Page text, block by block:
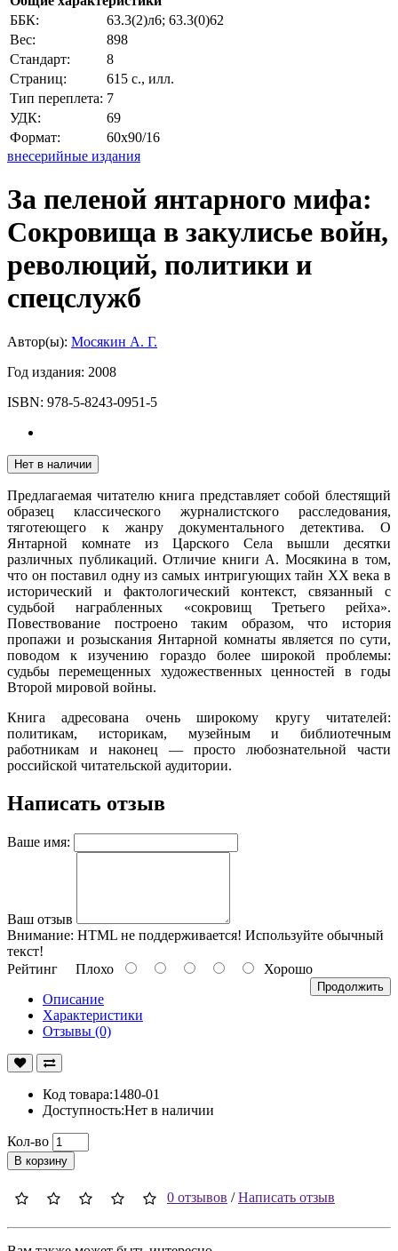
ББК:
63.3(2)л6; 63.3(0)62
Вес:
898
Стандарт:
8
Страниц:
615 с., илл.
Тип переплета: 7
УДК:
69
Формат:
60x90/16
внесерийные издания
За пеленой янтарного мифа:
Сокровища в закулисье войн,
революций, политики и
спецслужб
Автор(ы): Мосякин А. Г.
Год издания: 2008
ISBN: 978-5-8243-0951-5
Нет в наличии
Предлагаемая читателю книга представляет собой блестящий
образец классического журналистского расследования,
тяготеющего к жанру документального детектива. О
Янтарной комнате из Царского Села вышли десятки
различных публикаций. Отличие книги А. Мосякина в том,
что он поставил одну из самых интригующих тайн XX века в
исторический и фактологический контекст, связанный с
судьбой награбленных «сокровищ Третьего рейха».
Повествование построено таким образом, что история
пропажи и розыскания Янтарной комнаты является по сути,
поводом к изучению гораздо более широкой проблемы:
судьбы перемещенных художественных ценностей в годы
Второй мировой войны.
Книга адресована очень широкому кругу читателей:
политикам, историкам, музейным и библиотечным
работникам и наконец — просто любознательной части
российской читательской аудитории.
Написать отзыв
Ваше имя:
Ваш отзыв
Внимание: HTML не поддерживается! Используйте обычный
текст!
Рейтинг Плохо Хорошо
Продолжить
Описание
Характеристики
Отзывы (0)
Код товара:1480-01
Доступность:Нет в наличии
Кол-во
В корзину
0 отзывов /Написать отзыв